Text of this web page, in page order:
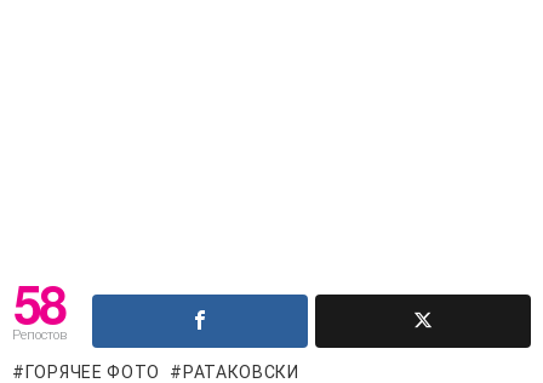
58
Репостов
ГОРЯЧЕЕ ФОТО
РАТАКОВСКИ